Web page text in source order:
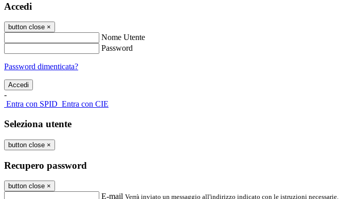
Accedi
button close ×
Nome Utente
Password
Password dimenticata?
-
Entra con SPID Entra con CIE
Seleziona utente
button close ×
Recupero password
button close ×
E-mail Verrà inviato un messaggio all'indirizzo indicato con le istruzioni necessarie.